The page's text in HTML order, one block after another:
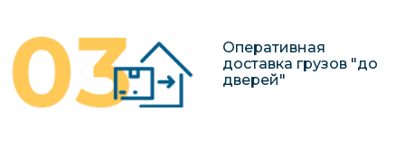
Оперативная
доставка грузов "до
дверей"